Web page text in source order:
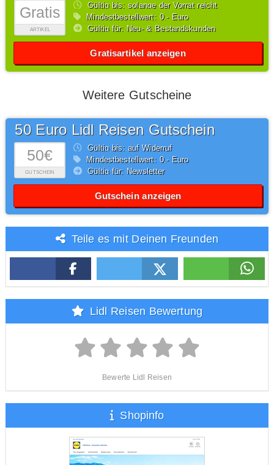
Gratis
ARTIKEL
Gültig bis: solange der Vorrat reicht
Mindestbestellwert: 0,- Euro
Gültig für: Neu- & Bestandskunden
Gratisartikel anzeigen
Weitere Gutscheine
50€
GUTSCHEIN
50 Euro Lidl Reisen Gutschein
Gültig bis: auf Widerruf
Mindestbestellwert: 0,- Euro
Gültig für: Newsletter
Gutschein anzeigen
Teile es mit Deinen Freunden
Lidl Reisen Bewertung
Bewerte Lidl Reisen
Shopinfo